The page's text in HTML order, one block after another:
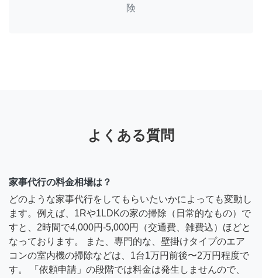
険
よくある質問
家事代行の料金相場は？
どのような家事代行をしてもらいたいかによっても変動し
ます。例えば、1Rや1LDKの家の掃除（日常的なもの）で
すと、2時間で4,000円-5,000円（交通費、雑費込）ほどと
なっております。 また、専門的な、壁掛けタイプのエア
コンの室内機の掃除などは、1台1万円前後〜2万円程度で
す。 「依頼申請」の段階では料金は発生しませんので、